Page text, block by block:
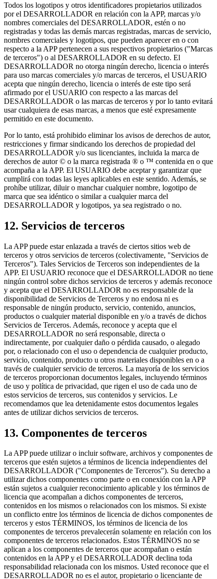
Todos los logotipos y otros identificadores propietarios utilizados
por el DESARROLLADOR en relación con la APP, marcas y/o
nombres comerciales del DESARROLLADOR, estén o no
registradas y todas las demás marcas registradas, marcas de servicio,
nombres comerciales y logotipos, que pueden aparecer en o con
respecto a la APP pertenecen a sus respectivos propietarios ("Marcas
de terceros") o al DESARROLLADOR en su defecto. El
DESARROLLADOR no otorga ningún derecho, licencia o interés
para uso marcas comerciales y/o marcas de terceros, el USUARIO
acepta que ningún derecho, licencia o interés de este tipo será
afirmado por el USUARIO con respecto a las marcas del
DESARROLLADOR o las marcas de terceros y por lo tanto evitará
usar cualquiera de esas marcas, a menos que esté expresamente
permitido en este documento.
Por lo tanto, está prohibido eliminar los avisos de derechos de autor,
restricciones y firmar sindicando los derechos de propiedad del
DESARROLLADOR y/o sus licenciantes, incluida la marca de
derechos de autor © o la marca registrada ® o ™ contenida en o que
acompaña a la APP. El USUARIO debe aceptar y garantizar que
cumplirá con todas las leyes aplicables en este sentido. Además, se
prohíbe utilizar, diluir o manchar cualquier nombre, logotipo de
marca que sea idéntico o similar a cualquier marca del
DESARROLLADOR y logotipos, ya sea registrado o no.
12. Servicios de terceros
La APP puede estar enlazada a través de ciertos sitios web de
terceros y otros servicios de terceros (colectivamente, "Servicios de
Terceros"). Tales Servicios de Terceros son independientes de la
APP. El USUARIO reconoce que el DESARROLLADOR no tiene
ningún control sobre dichos servicios de terceros y además reconoce
y acepta que el DESARROLLADOR no es responsable de la
disponibilidad de Servicios de Terceros y no endosa ni es
responsable de ningún producto, servicio, contenido, anuncios,
productos o cualquier material disponible en y/o a través de dichos
Servicios de Terceros. Además, reconoce y acepta que el
DESARROLLADOR no será responsable, directa o
indirectamente, por cualquier daño o pérdida causado, o alegado
por, o relacionado con el uso o dependencia de cualquier producto,
servicio, contenido, producto u otros materiales disponibles en o a
través de cualquier servicio de terceros. La mayoría de los servicios
de terceros proporcionan documentos legales, incluyendo términos
de uso y política de privacidad, que rigen el uso de cada uno de
estos servicios de terceros, sus contenidos y servicios. Le
recomendamos que lea detenidamente estos documentos legales
antes de utilizar dichos servicios de terceros.
13. Componentes de terceros
La APP puede utilizar o incluir software, archivos y componentes de
terceros que estén sujetos a términos de licencia independientes del
DESARROLLADOR ("Componentes de Terceros"). Su derecho a
utilizar dichos componentes como parte o en conexión con la APP
están sujetos a cualquier reconocimiento aplicable y los términos de
licencia que acompañan a dichos componentes de terceros,
contenidos en los mismos o relacionados con los mismos. Si existe
un conflicto entre los términos de licencia de dichos componentes de
terceros y estos TÉRMINOS, los términos de licencia de los
componentes de terceros prevalecerán solamente en relación con los
componentes de terceros relacionados. Estos TÉRMINOS no se
aplican a los componentes de terceros que acompañan o están
contenidos en la APP y el DESARROLLADOR declina toda
responsabilidad relacionada con los mismos. Usted reconoce que el
DESARROLLADOR no es el autor, propietario o licenciante de